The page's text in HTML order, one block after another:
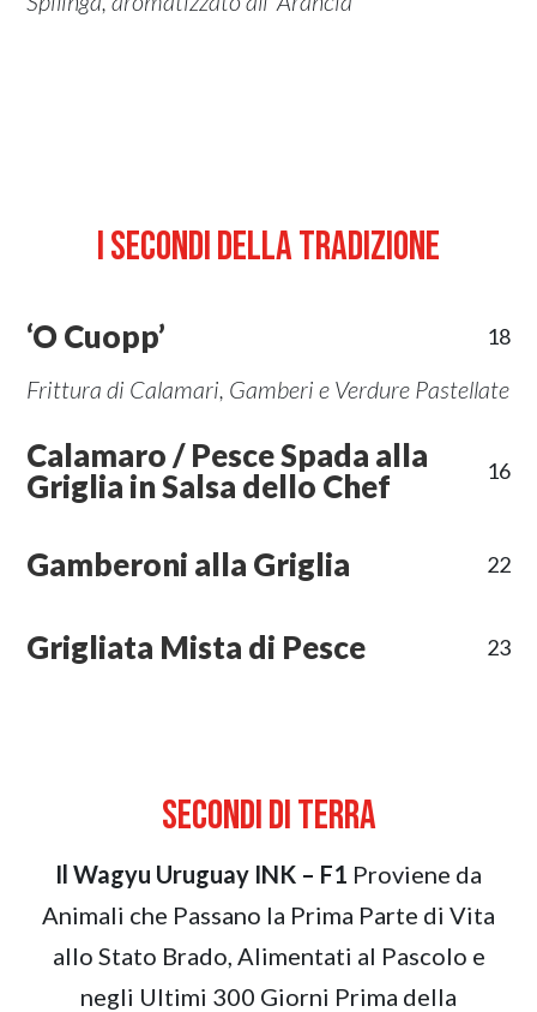
I SECONDI DELLA TRADIZIONE
‘O Cuopp’ 18
Frittura di Calamari, Gamberi e Verdure Pastellate
Calamaro / Pesce Spada alla
Griglia in Salsa dello Chef
16
Gamberoni alla Griglia 22
Grigliata Mista di Pesce 23
Secondi di terra
Il Wagyu Uruguay INK – F1 Proviene da
Animali che Passano la Prima Parte di Vita
allo Stato Brado, Alimentati al Pascolo e
negli Ultimi 300 Giorni Prima della